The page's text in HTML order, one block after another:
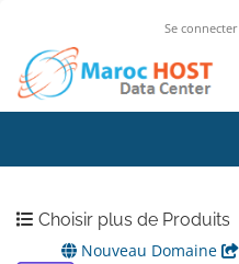
Se connecter
Choisir plus de Produits
Nouveau Domaine